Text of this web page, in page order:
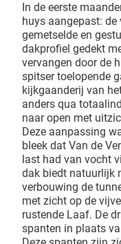
In de eerste
huys aangepast: de
gemetselde en
dakprofiel gedekt
vervangen door de
spitser toelopende
kijkgaanderij van
anders qua
naar open met
Deze aanpassing
bleek dat Van de
last had van vocht
dak biedt natuurlijk
verbouwing de
met zicht op de
rustende Laaf. De
spanten in plaats